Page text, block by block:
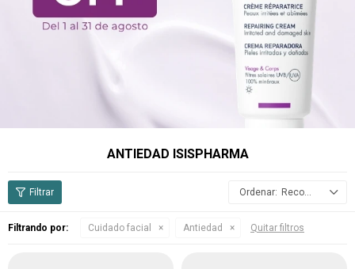
ANTIEDAD ISISPHARMA
Recomendados
Filtrando por: Cuidado facial Antiedad Quitar filtros